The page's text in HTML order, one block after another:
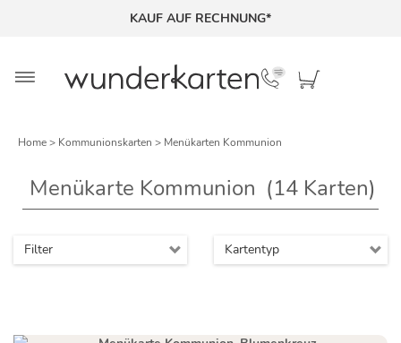
KAUF AUF RECHNUNG*
Home> Kommunionskarten > Menükarten Kommunion
Menükarte Kommunion (14 Karten)
Filter Kartentyp